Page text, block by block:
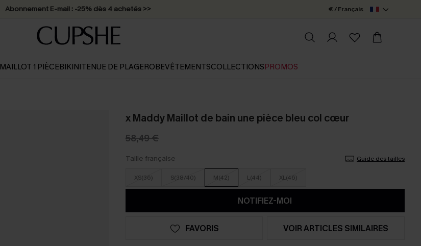
Abonnement E-mail : -25% dès 4 achetés >> € / Français
MAILLOT 1 PIÈCEBIKINITENUE DE PLAGEROBEVÊTEMENTSCOLLECTIONSPROMOS
x Maddy Maillot de bain une pièce bleu col cœur
58,49 €
Taille française Guide des tailles
XS(36) S(38/40) M(42) L(44) XL(46)
NOTIFIEZ-MOI
FAVORIS VOIR ARTICLES SIMILAIRES